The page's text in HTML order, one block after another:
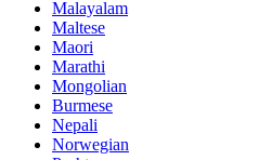
Malayalam
Maltese
Maori
Marathi
Mongolian
Burmese
Nepali
Norwegian